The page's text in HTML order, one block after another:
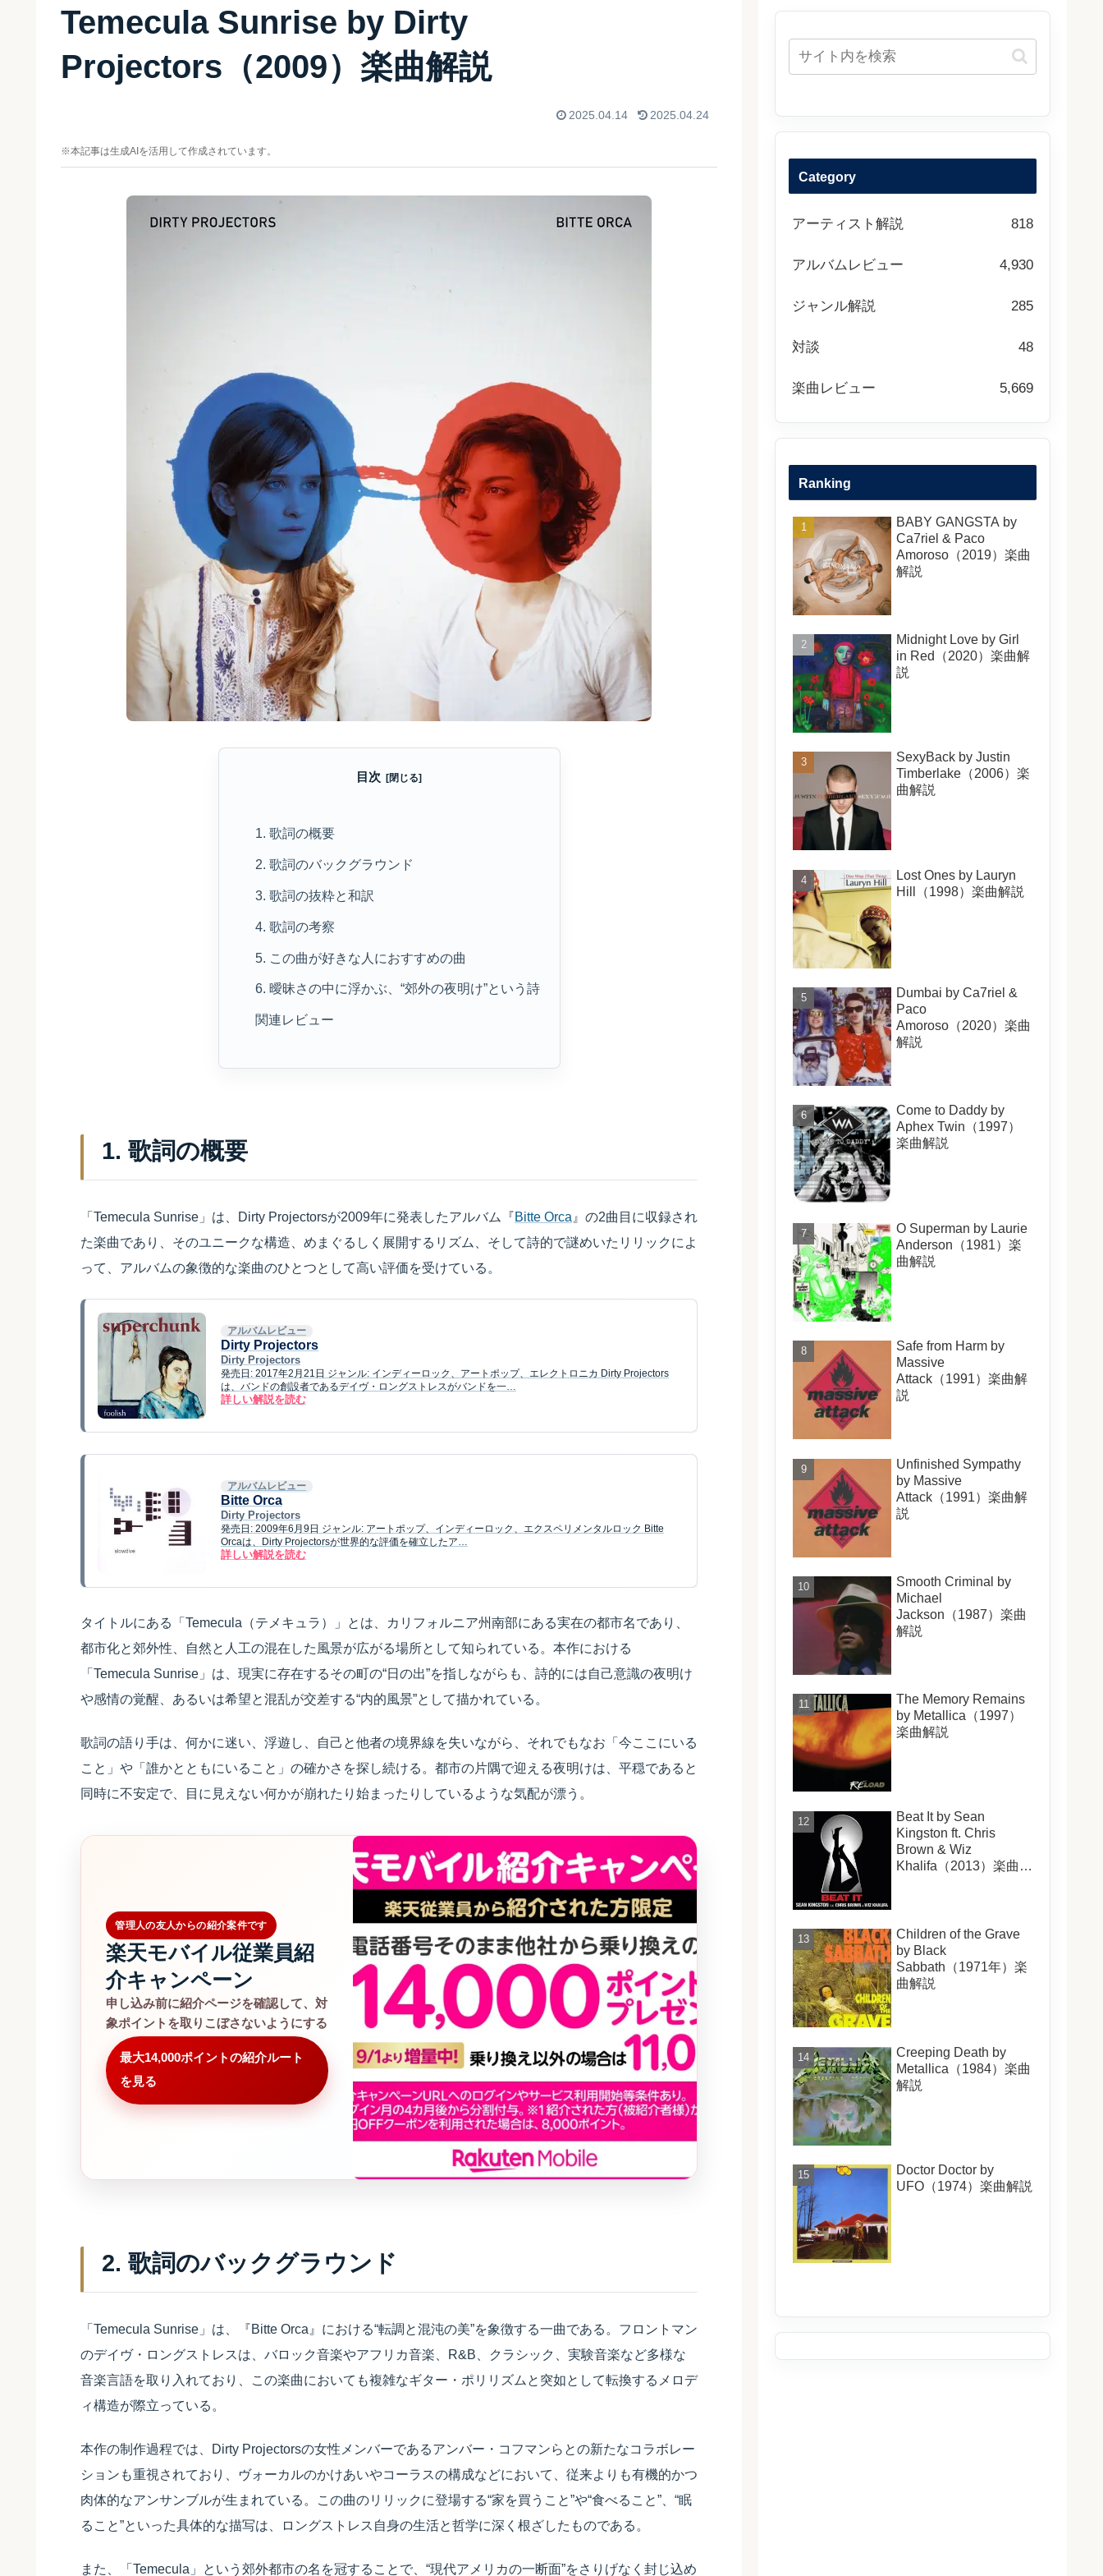
Temecula Sunrise by Dirty
Projectors（2009）楽曲解説
2025.04.14 2025.04.24
※本記事は生成AIを活用して作成されています。
目次
1. 歌詞の概要
2. 歌詞のバックグラウンド
3. 歌詞の抜粋と和訳
4. 歌詞の考察
5. この曲が好きな人におすすめの曲
6. 曖昧さの中に浮かぶ、“郊外の夜明け”という詩
関連レビュー
1. 歌詞の概要
「Temecula Sunrise」は、Dirty Projectorsが2009年に発表したアルバム『Bitte Orca 』の2曲目に収録され
た楽曲であり、そのユニークな構造、めまぐるしく展開するリズム、そして詩的で謎めいたリリックによ
って、アルバムの象徴的な楽曲のひとつとして高い評価を受けている。
アルバムレビュー
Dirty Projectors
Dirty Projectors
発売日: 2017年2月21日 ジャンル: インディーロック、アートポップ、エレクトロニカ Dirty Projectors
は、バンドの創設者であるデイヴ・ロングストレスがバンドを一…
詳しい解説を読む
アルバムレビュー
Bitte Orca
Dirty Projectors
発売日: 2009年6月9日 ジャンル: アートポップ、インディーロック、エクスペリメンタルロック Bitte
Orcaは、Dirty Projectorsが世界的な評価を確立したア…
詳しい解説を読む
タイトルにある「Temecula（テメキュラ）」とは、カリフォルニア州南部にある実在の都市名であり、
都市化と郊外性、自然と人工の混在した風景が広がる場所として知られている。本作における
「Temecula Sunrise」は、現実に存在するその町の“日の出”を指しながらも、詩的には自己意識の夜明け
や感情の覚醒、あるいは希望と混乱が交差する“内的風景”として描かれている。
歌詞の語り手は、何かに迷い、浮遊し、自己と他者の境界線を失いながら、それでもなお「今ここにいる
こと」や「誰かとともにいること」の確かさを探し続ける。都市の片隅で迎える夜明けは、平穏であると
同時に不安定で、目に見えない何かが崩れたり始まったりしているような気配が漂う。
管理人の友人からの紹介案件です
楽天モバイル従業員紹
介キャンペーン
申し込み前に紹介ページを確認して、対
象ポイントを取りこぼさないようにする
最大14,000ポイントの紹介ルート
を見る
2. 歌詞のバックグラウンド
「Temecula Sunrise」は、『Bitte Orca』における“転調と混沌の美”を象徴する一曲である。フロントマン
のデイヴ・ロングストレスは、バロック音楽やアフリカ音楽、R&B、クラシック、実験音楽など多様な
音楽言語を取り入れており、この楽曲においても複雑なギター・ポリリズムと突如として転換するメロデ
ィ構造が際立っている。
本作の制作過程では、Dirty Projectorsの女性メンバーであるアンバー・コフマンらとの新たなコラボレー
ションも重視されており、ヴォーカルのかけあいやコーラスの構成などにおいて、従来よりも有機的かつ
肉体的なアンサンブルが生まれている。この曲のリリックに登場する“家を買うこと”や“食べること”、“眠
ること”といった具体的な描写は、ロングストレス自身の生活と哲学に深く根ざしたものである。
また、「Temecula」という郊外都市の名を冠することで、“現代アメリカの一断面”をさりげなく封じ込め
Category
アーティスト解説 818
アルバムレビュー 4,930
ジャンル解説 285
対談 48
楽曲レビュー 5,669
Ranking
BABY GANGSTA by
Ca7riel & Paco
Amoroso（2019）楽曲
解説
Midnight Love by Girl
in Red（2020）楽曲解
説
SexyBack by Justin
Timberlake（2006）楽
曲解説
Lost Ones by Lauryn
Hill（1998）楽曲解説
Dumbai by Ca7riel &
Paco
Amoroso（2020）楽曲
解説
Come to Daddy by
Aphex Twin（1997）
楽曲解説
O Superman by Laurie
Anderson（1981）楽
曲解説
Safe from Harm by
Massive
Attack（1991）楽曲解
説
Unfinished Sympathy
by Massive
Attack（1991）楽曲解
説
Smooth Criminal by
Michael
Jackson（1987）楽曲
解説
The Memory Remains
by Metallica（1997）
楽曲解説
Beat It by Sean
Kingston ft. Chris
Brown & Wiz
Khalifa（2013）楽曲解
Children of the Grave
by Black
Sabbath（1971年）楽
曲解説
Creeping Death by
Metallica（1984）楽曲
解説
Doctor Doctor by
UFO（1974）楽曲解説